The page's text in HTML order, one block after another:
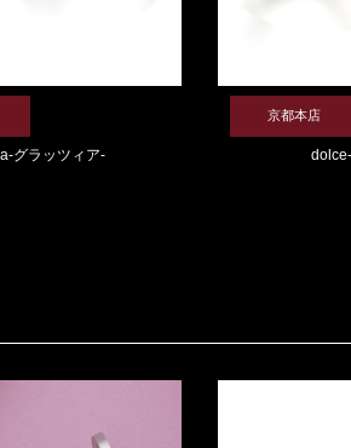
グラッツィア-
京都本店